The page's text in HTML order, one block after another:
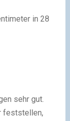
in 28
sehr gut.
feststellen,